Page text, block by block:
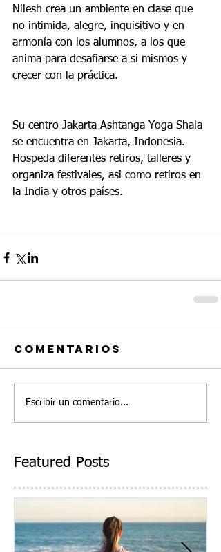
Nilesh crea un ambiente en clase que
no intimida, alegre, inquisitivo y en
armonía con los alumnos, a los que
anima para desafiarse a si mismos y
crecer con la práctica.
Su centro Jakarta Ashtanga Yoga Shala
se encuentra en Jakarta, Indonesia.
Hospeda diferentes retiros, talleres y
organiza festivales, asi como retiros en
la India y otros países.
Comentarios
Escribir un comentario...
Featured Posts